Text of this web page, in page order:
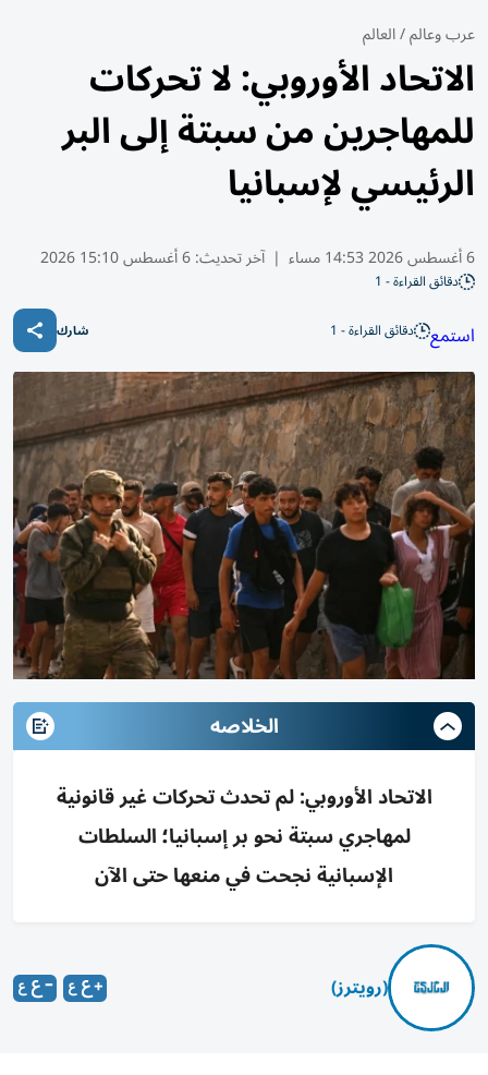
عرب وعالم/العالم
الاتحاد الأوروبي: لا تحركات
للمهاجرين من سبتة إلى البر
الرئيسي لإسبانيا
6 أغسطس 2026 14:53 مساء | آخر تحديث:6 أغسطس 15:10 2026
دقائق القراءة - 1
استمع دقائق القراءة - 1 شارك
الخلاصه
الاتحاد الأوروبي: لم تحدث تحركات غير قانونية
لمهاجري سبتة نحو بر إسبانيا؛ السلطات
الإسبانية نجحت في منعها حتى الآن
(رويترز)